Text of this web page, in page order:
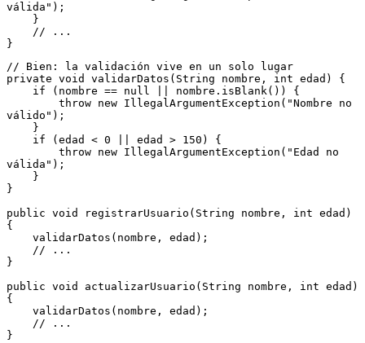
válida");
}
// ...
}
// Bien: la validación vive en un solo lugar
private void validarDatos(String nombre, int edad) {
if (nombre == null || nombre.isBlank()) {
válido");
}
if (edad < 0 || edad > 150) {
válida");
}
}
public void registrarUsuario(String nombre, int edad)
{
validarDatos(nombre, edad);
// ...
}
public void actualizarUsuario(String nombre, int edad)
{
validarDatos(nombre, edad);
// ...
}